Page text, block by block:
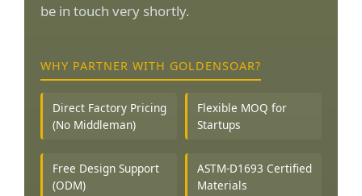
be in touch very shortly.
WHY PARTNER WITH GOLDENSOAR?
Direct Factory Pricing
(No Middleman)
Flexible MOQ for
Startups
Free Design Support
(ODM)
ASTM-D1693 Certified
Materials